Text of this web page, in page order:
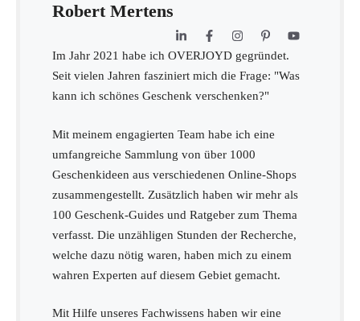
Robert Mertens
Im Jahr 2021 habe ich OVERJOYD gegründet.
Seit vielen Jahren fasziniert mich die Frage: "Was
kann ich schönes Geschenk verschenken?"
Mit meinem engagierten Team habe ich eine
umfangreiche Sammlung von über 1000
Geschenkideen aus verschiedenen Online-Shops
zusammengestellt. Zusätzlich haben wir mehr als
100 Geschenk-Guides und Ratgeber zum Thema
verfasst. Die unzähligen Stunden der Recherche,
welche dazu nötig waren, haben mich zu einem
wahren Experten auf diesem Gebiet gemacht.
Mit Hilfe unseres Fachwissens haben wir eine